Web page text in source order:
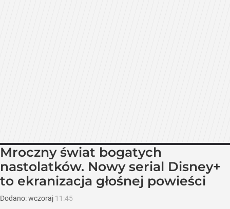
Mroczny świat bogatych
nastolatków. Nowy serial Disney+
to ekranizacja głośnej powieści
Dodano:wczoraj 11:45